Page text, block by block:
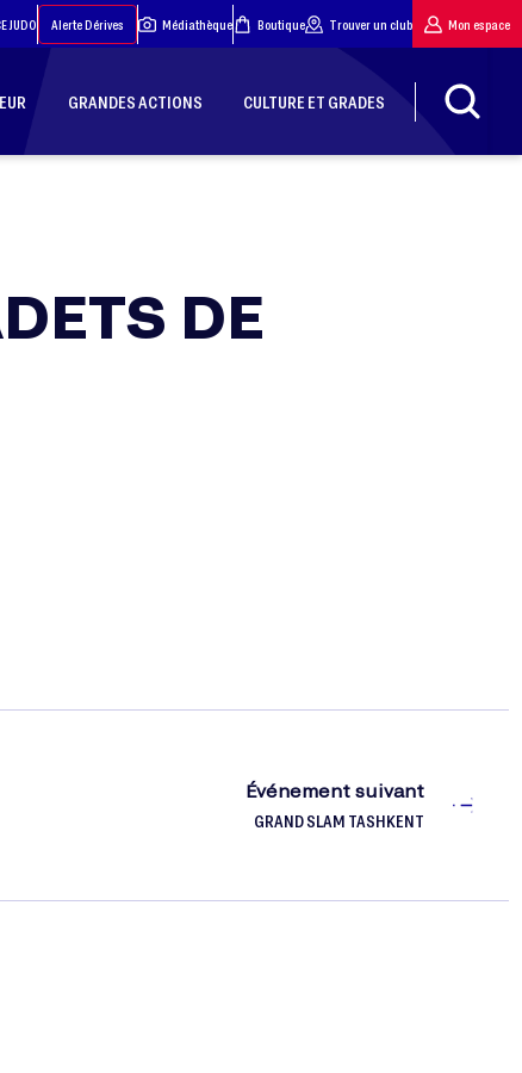
JUDO Alerte Dérives Médiathèque Boutique Trouver un club Mon espace
GRANDES ACTIONS CULTURE ET GRADES
DE
Événement suivant
GRAND SLAM TASHKENT